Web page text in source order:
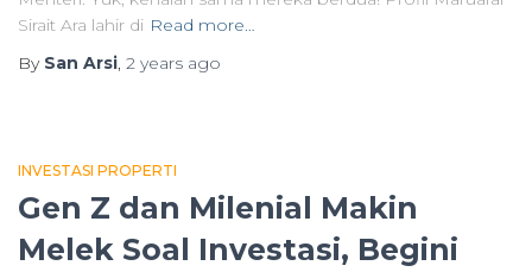
Sirait Ara lahir di Read more…
By San Arsi, 2 years ago
INVESTASI PROPERTI
Gen Z dan Milenial Makin
Melek Soal Investasi, Begini